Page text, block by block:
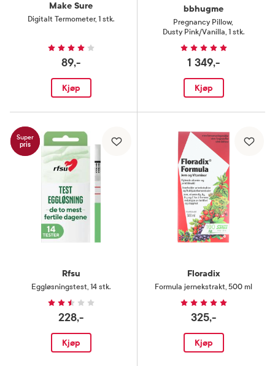
Make Sure
Digitalt Termometer, 1 stk.
89,-
Kjøp
bbhugme
Pregnancy Pillow,
Dusty Pink/Vanilla, 1 stk.
1 349,-
Kjøp
Super
pris
Rfsu
Eggløsningstest, 14 stk.
228,-
Kjøp
Floradix
Formula jernekstrakt, 500 ml
325,-
Kjøp